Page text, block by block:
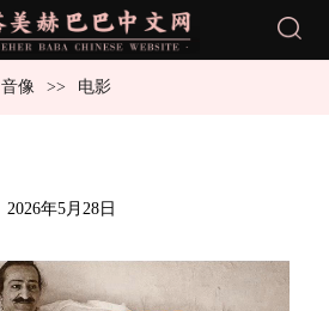
音像 电影
发
2026年5月28日